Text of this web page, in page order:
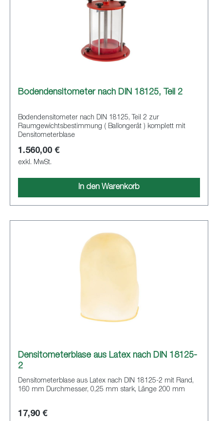
Bodendensitometer nach DIN 18125, Teil 2
Bodendensitometer nach DIN 18125, Teil 2 zur
Raumgewichtsbestimmung ( Ballongerät ) komplett mit
Densitometerblase
1.560,00 €
exkl. MwSt.
In den Warenkorb
Densitometerblase aus Latex nach DIN 18125-
2
Densitometerblase aus Latex nach DIN 18125-2 mit Rand,
160 mm Durchmesser, 0,25 mm stark, Länge 200 mm
17,90 €